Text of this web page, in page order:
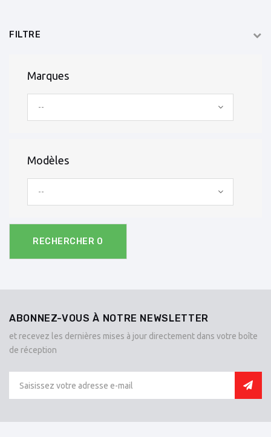
FILTRE
Marques
--
Modèles
--
RECHERCHER 0
ABONNEZ-VOUS À NOTRE NEWSLETTER
et recevez les dernières mises à jour directement dans votre boîte
de réception